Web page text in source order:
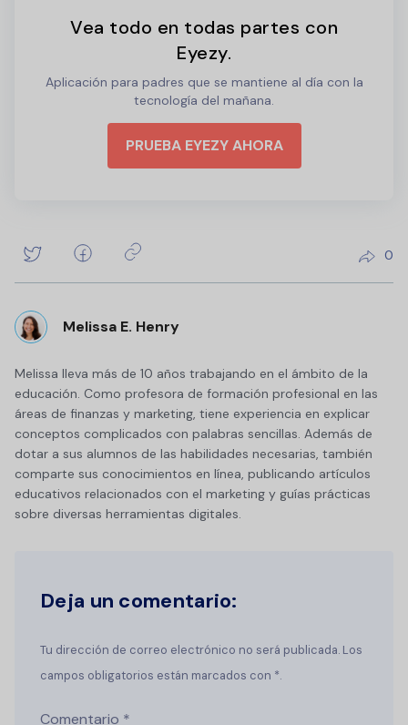
Vea todo en todas partes con
Eyezy.
Aplicación para padres que se mantiene al día con la
tecnología del mañana.
PRUEBA EYEZY AHORA
0
Melissa E. Henry
Melissa lleva más de 10 años trabajando en el ámbito de la
educación. Como profesora de formación profesional en las
áreas de finanzas y marketing, tiene experiencia en explicar
conceptos complicados con palabras sencillas. Además de
dotar a sus alumnos de las habilidades necesarias, también
comparte sus conocimientos en línea, publicando artículos
educativos relacionados con el marketing y guías prácticas
sobre diversas herramientas digitales.
Deja un comentario:
Tu dirección de correo electrónico no será publicada. Los
campos obligatorios están marcados con *.
Comentario *